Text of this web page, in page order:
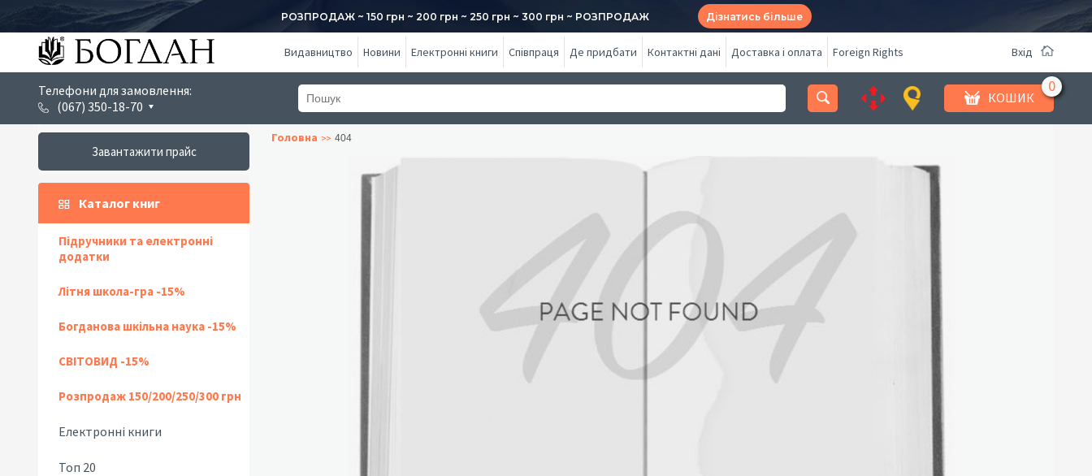
РОЗПРОДАЖ ~ 150 грн ~ 200 грн ~ 250 грн ~ 300 грн ~ РОЗПРОДАЖ Дізнатись більше
Видавництво Новини Електронні книги Співпраця Де придбати Контактні дані Доставка і оплата Foreign Rights Вхід
Телефони для замовлення:
(067) 350-18-70
КОШИК
Завантажити прайс
Каталог книг
Підручники та електронні
додатки
Літня школа-гра -15%
Богданова шкільна наука -15%
СВІТОВИД -15%
Розпродаж 150/200/250/300 грн
Електронні книги
Топ 20
Головна 404